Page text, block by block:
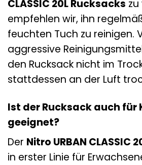
CLASSIC 20L Rucksacks
empfehlen wir, ihn
feuchten Tuch zu reinigen.
aggressive
den Rucksack nicht im
stattdessen an der Luft
Ist der Rucksack auch für
geeignet?
Der Nitro URBAN CLASSIC
in erster Linie für